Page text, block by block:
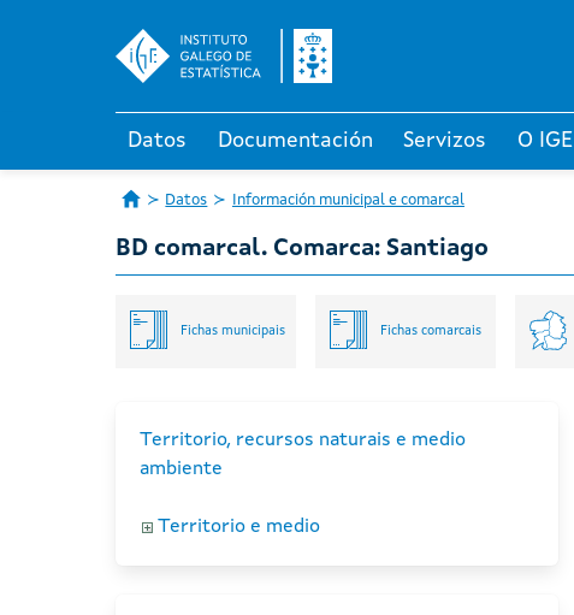
Datos Documentación Servizos O IGE
Datos Información municipal e comarcal
BD comarcal. Comarca: Santiago
Fichas municipais Fichas comarcais
Territorio, recursos naturais e medio
ambiente
Territorio e medio